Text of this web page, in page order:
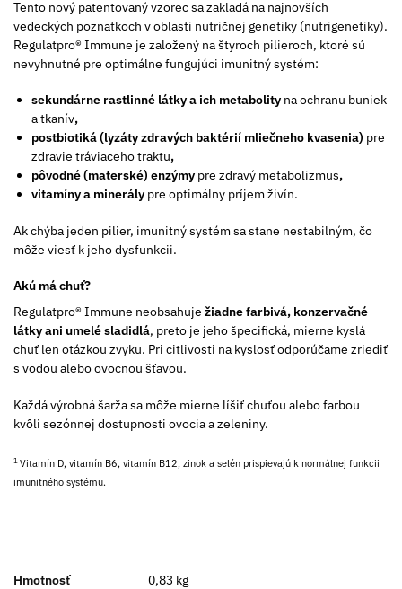
Tento nový patentovaný vzorec sa zakladá na najnovších
vedeckých poznatkoch v oblasti nutričnej genetiky (nutrigenetiky).
Regulatpro® Immune je založený na štyroch pilieroch, ktoré sú
nevyhnutné pre optimálne fungujúci imunitný systém:
sekundárne rastlinné látky a ich metabolity na ochranu buniek
a tkanív,
postbiotiká (lyzáty zdravých baktérií mliečneho kvasenia) pre
zdravie tráviaceho traktu,
pôvodné (materské) enzýmy pre zdravý metabolizmus,
vitamíny a minerály pre optimálny príjem živín.
Ak chýba jeden pilier, imunitný systém sa stane nestabilným, čo
môže viesť k jeho dysfunkcii.
Akú má chuť?
Regulatpro® Immune neobsahuje žiadne farbivá, konzervačné
látky ani umelé sladidlá, preto je jeho špecifická, mierne kyslá
chuť len otázkou zvyku. Pri citlivosti na kyslosť odporúčame zriediť
s vodou alebo ovocnou šťavou.
Každá výrobná šarža sa môže mierne líšiť chuťou alebo farbou
kvôli sezónnej dostupnosti ovocia a zeleniny.
1 Vitamín D, vitamín B6, vitamín B12, zinok a selén prispievajú k normálnej funkcii
imunitného systému.
Hmotnosť 0,83 kg